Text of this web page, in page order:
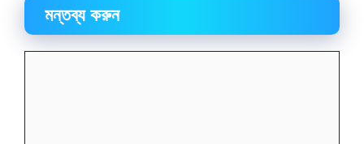
মন্তব্য করুন